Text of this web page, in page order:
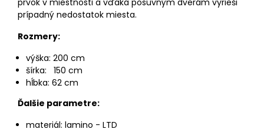
prvok v miestnosti a vďaka posuvným dverám vyrieši
prípadný nedostatok miesta.
Rozmery:
výška: 200 cm
šírka: 150 cm
hĺbka: 62 cm
Ďalšie parametre:
materiál: lamino - LTD